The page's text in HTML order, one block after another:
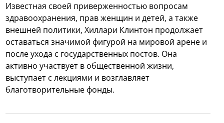
Известная своей приверженностью вопросам
здравоохранения, прав женщин и детей, а также
внешней политики, Хиллари Клинтон продолжает
оставаться значимой фигурой на мировой арене и
после ухода с государственных постов. Она
активно участвует в общественной жизни,
выступает с лекциями и возглавляет
благотворительные фонды.